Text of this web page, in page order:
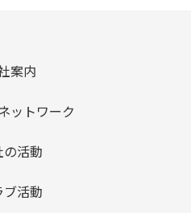
案内
ットワーク
の活動
ブ活動